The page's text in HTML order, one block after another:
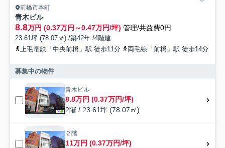
前橋市本町
青木ビル
8.8万円 (0.37万円～0.47万円/坪) 管理/共益費0円
23.61坪 (78.07㎡) /築42年 /4階建
上毛電鉄「中央前橋」駅 徒歩11分
両毛線「前橋」駅 徒歩14分
募集中の物件
青木ビル
8.8万円 (0.37万円/坪)
2階 / 23.61坪 (78.07㎡)
２階
11万円 (0.37万円/坪)